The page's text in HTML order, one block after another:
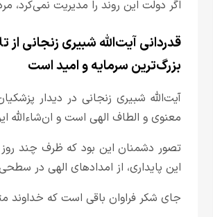
اگر دولت این روند را مدیریت
قدردانی آیت‌الله شبیری زنجانی
بزرگ‌ترین سرمایه و امید است
آیت‌الله شبیری زنجانی در دیدار
معنوی و الطاف الهی است و ان‌شاءالله
تصور دشمنان این بود که ظرف چند روز
این پایداری، از امدادهای الهی در
جای شکر فراوان باقی است که خداوند